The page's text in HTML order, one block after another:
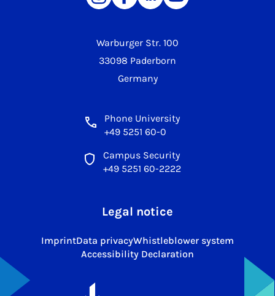
Warburger Str. 100
33098 Paderborn
Germany
Phone University
+49 5251 60-0
Campus Security
+49 5251 60-2222
Legal notice
ImprintData privacyWhistleblower system
Accessibility Declaration